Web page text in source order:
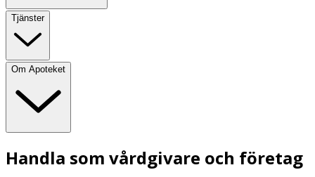
Tjänster
Om Apoteket
Handla som vårdgivare och företag